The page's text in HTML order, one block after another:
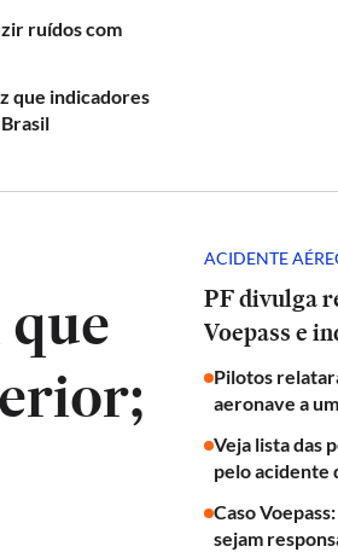
ruídos com
que indicadores
ACIDENTE
PF divulga
Voepass e
Pilotos
aeronave a
Veja lista das
pelo acidente
Caso
sejam